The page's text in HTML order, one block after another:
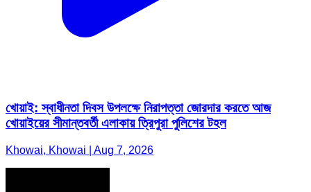
খোয়াই: স্বাধীনতা দিবস উপলক্ষে নিরাপত্তা জোরদার করতে আজ
খোয়াইয়ের সীমান্তবর্তী এলাকায় ত্রিপুরা পুলিশের টহল
Khowai, Khowai | Aug 7, 2026